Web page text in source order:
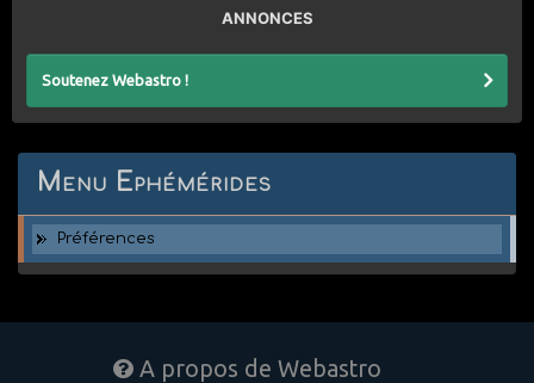
ANNONCES
Soutenez Webastro !
Menu Ephémérides
Préférences
A propos de Webastro